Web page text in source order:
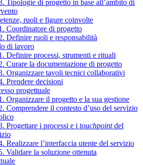
Tipologie di progetto in base all’ambito di
ruoli e figure coinvolte
Coordinatore di progetto
Definire ruoli e responsabilità
di lavoro
Definire processi, strumenti e rituali
Curare la documentazione di progetto
Organizzare tavoli tecnici collaborativi
Prendere decisioni
progettuale
Organizzare il progetto e la sua gestione
Comprendere il contesto d’uso del servizio
Progettare i processi e i touchpointdel
Realizzare l’interfaccia utente del servizio
Validare la soluzione ottenuta